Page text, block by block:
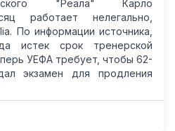
"Реала" Карло
работает нелегально,
По информации источника,
истек срок тренерской
УЕФА требует, чтобы 62-
экзамен для продления